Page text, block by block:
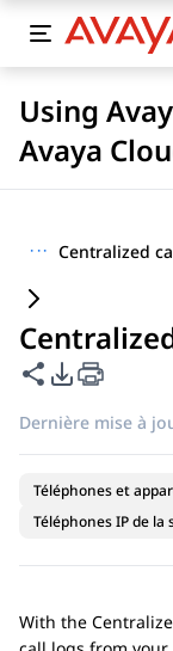
Using
Avaya
··· Centralized
Partager cette
Options
Dernière mise à
Téléphones et
Téléphones IP de la
With the